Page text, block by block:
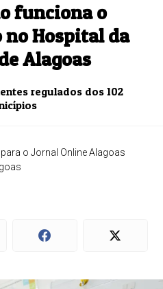
funciona o
Hospital da
Alagoas
regulados dos 102
o Jornal Online Alagoas